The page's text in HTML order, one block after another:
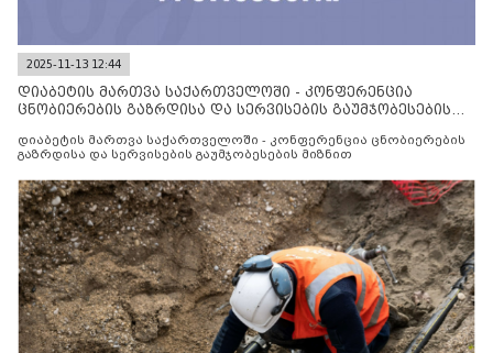
2025-11-13 12:44
დიაბეტის მართვა საქართველოში - კონფერენცია
ცნობიერების გაზრდისა და სერვისების გაუმჯობესების
დიაბეტის მართვა საქართველოში - კონფერენცია ცნობიერების
გაზრდისა და სერვისების გაუმჯობესების მიზნით